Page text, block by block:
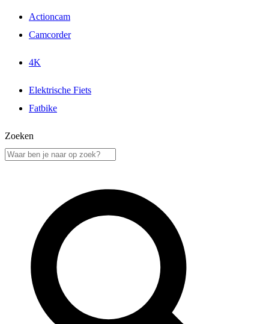
Actioncam
Camcorder
4K
Elektrische Fiets
Fatbike
Zoeken